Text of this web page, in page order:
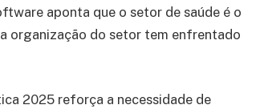
aponta que o setor de saúde é o
organização do setor tem enfrentado
2025 reforça a necessidade de